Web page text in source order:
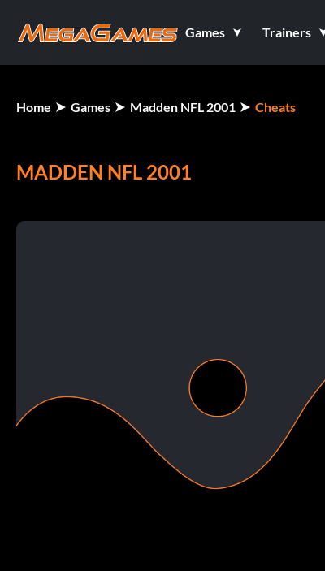
Games Trainers
Home Games Madden NFL 2001 Cheats
MADDEN NFL 2001